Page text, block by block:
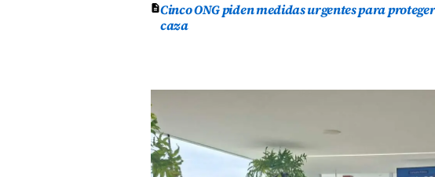
Cinco ONG piden medidas urgentes para
caza